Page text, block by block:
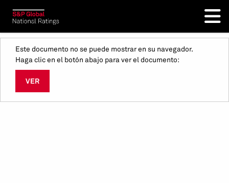
Este documento no se puede mostrar en su navegador.
Haga clic en el botón abajo para ver el documento:
VER